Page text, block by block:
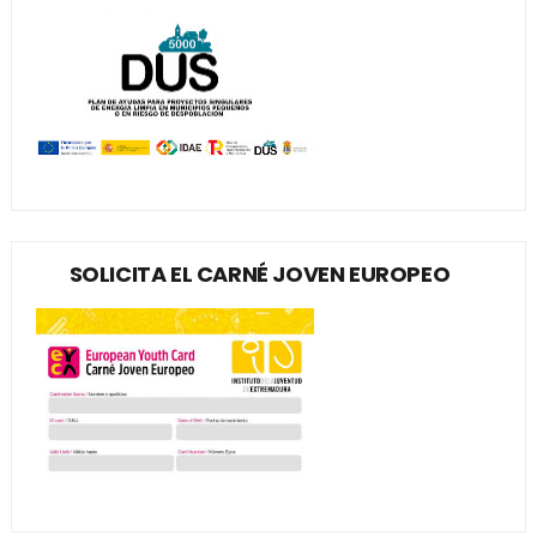
SOLICITA EL CARNÉ JOVEN EUROPEO